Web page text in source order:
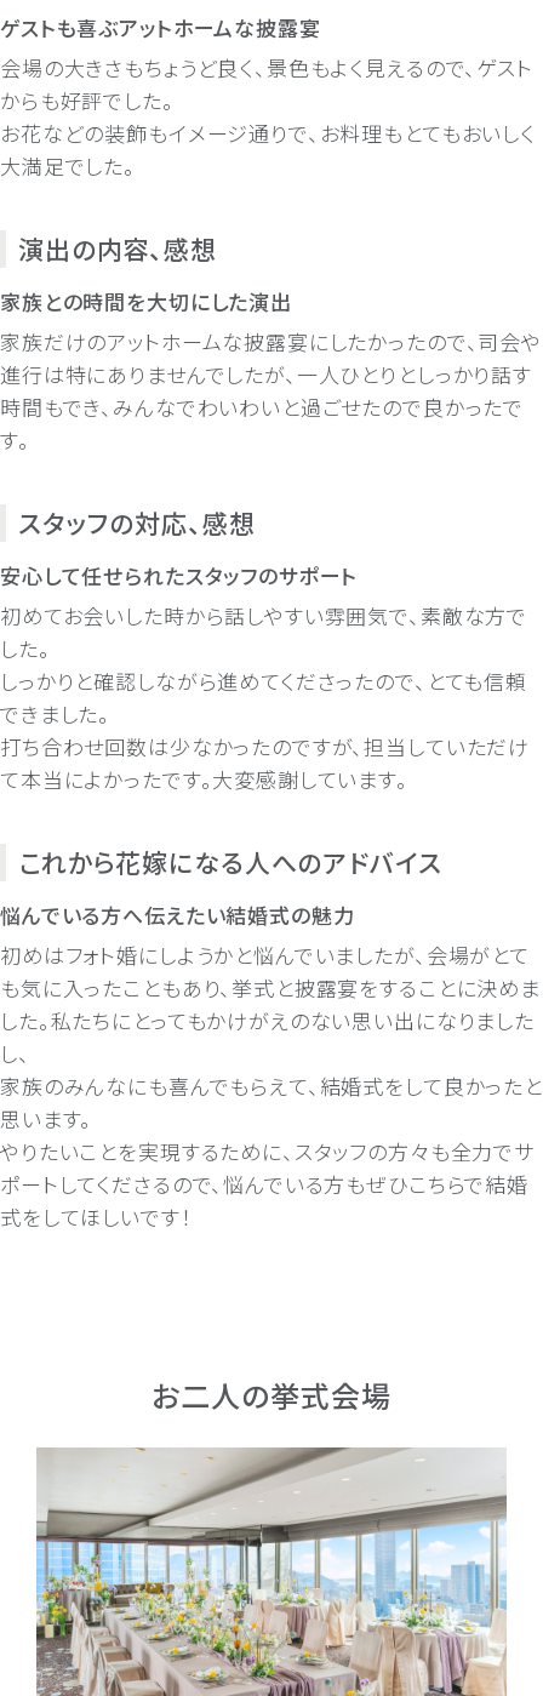
ゲストも喜ぶアットホームな披露宴
会場の大きさもちょうど良く、景色もよく見えるので、ゲスト
からも好評でした。
お花などの装飾もイメージ通りで、お料理もとてもおいしく
大満足でした。
演出の内容、感想
家族との時間を大切にした演出
家族だけのアットホームな披露宴にしたかったので、司会や
進行は特にありませんでしたが、一人ひとりとしっかり話す
時間もでき、みんなでわいわいと過ごせたので良かったで
す。
スタッフの対応、感想
安心して任せられたスタッフのサポート
初めてお会いした時から話しやすい雰囲気で、素敵な方で
した。
しっかりと確認しながら進めてくださったので、とても信頼
できました。
打ち合わせ回数は少なかったのですが、担当していただけ
て本当によかったです。大変感謝しています。
これから花嫁になる人へのアドバイス
悩んでいる方へ伝えたい結婚式の魅力
初めはフォト婚にしようかと悩んでいましたが、会場がとて
も気に入ったこともあり、挙式と披露宴をすることに決めま
した。私たちにとってもかけがえのない思い出になりました
し、
家族のみんなにも喜んでもらえて、結婚式をして良かったと
思います。
やりたいことを実現するために、スタッフの方々も全力でサ
ポートしてくださるので、悩んでいる方もぜひこちらで結婚
式をしてほしいです！
お二人の挙式会場